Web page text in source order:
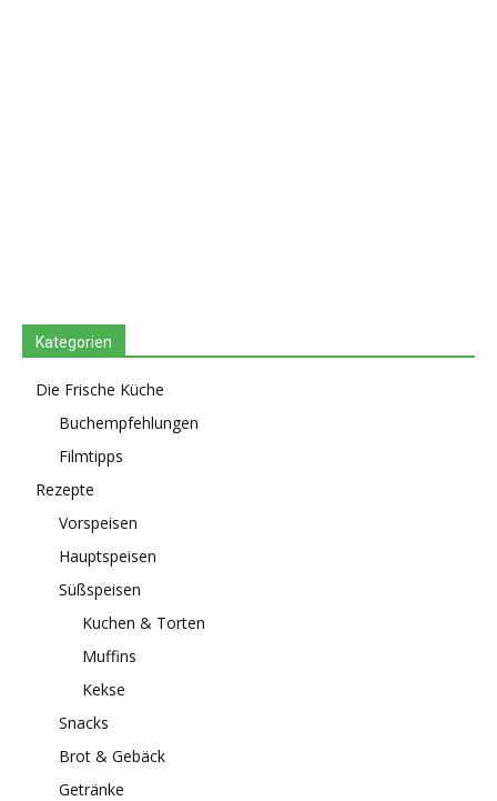
Kategorien
Die Frische Küche
Buchempfehlungen
Filmtipps
Rezepte
Vorspeisen
Hauptspeisen
Süßspeisen
Kuchen & Torten
Muffins
Kekse
Snacks
Brot & Gebäck
Getränke